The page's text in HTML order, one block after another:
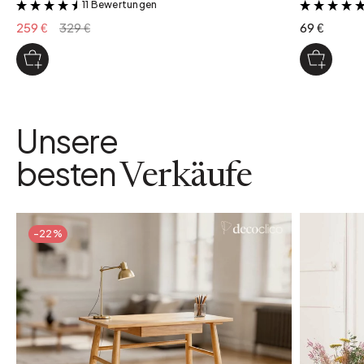
&
11 Bewertungen
259 € 329 € 69 €
Unsere
bestenVerkäufe
-22%